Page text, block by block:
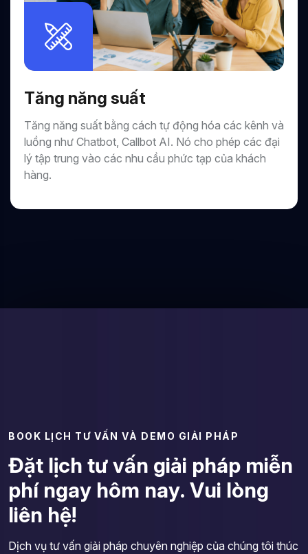
Tăng năng suất
Tăng năng suất bằng cách tự động hóa các kênh và
luồng như Chatbot, Callbot AI. Nó cho phép các đại
lý tập trung vào các nhu cầu phức tạp của khách
hàng.
B OO K LỊ CH T Ư VẤN VÀ D EM O GIẢI P HÁ P
Đặt lịch tưvấn giải pháp miễn
phí ngay hôm nay. Vui lòng
liên hệ!
Dịch vụ tư vấn giải pháp chuyên nghiệp của chúng tôi thúc